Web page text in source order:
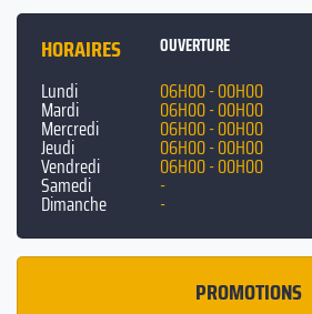
HORAIRES OUVERTURE
Lundi 06H00 - 00H00
Mardi 06H00 - 00H00
Mercredi 06H00 - 00H00
Jeudi 06H00 - 00H00
Vendredi 06H00 - 00H00
Samedi -
Dimanche -
PROMOTIONS